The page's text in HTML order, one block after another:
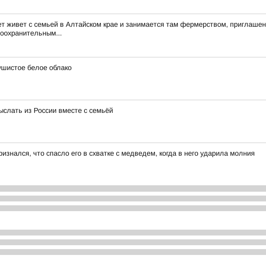
живет с семьей в Алтайском крае и занимается там фермерством,
белое облако
из России вместе с семьёй
что спасло его в схватке с медведем, когда в него ударила молния